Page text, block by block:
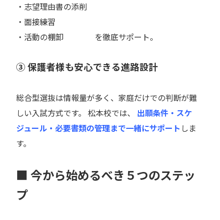
・志望理由書の添削
・面接練習
・活動の棚卸 を徹底サポート。
③ 保護者様も安心できる進路設計
総合型選抜は情報量が多く、家庭だけでの判断が難
しい入試方式です。 松本校では、 出願条件・スケ
ジュール・必要書類の管理まで一緒にサポート しま
す。
■ 今から始めるべき５つのステッ
プ